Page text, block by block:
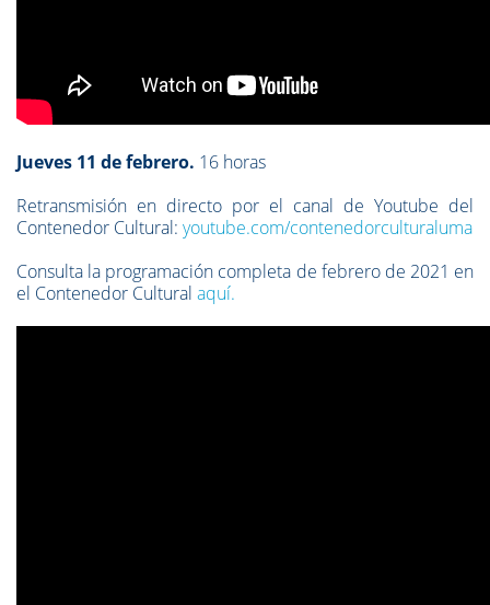
Jueves 11 de febrero. 16 horas
Retransmisión en directo por el canal de Youtube del
Contenedor Cultural: youtube.com/contenedorculturaluma
Consulta la programación completa de febrero de 2021 en
el Contenedor Cultural aquí.